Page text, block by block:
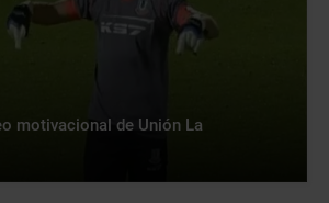
motivacional de Unión La